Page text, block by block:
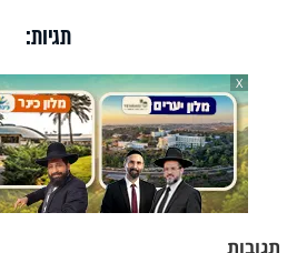
תגיות:
X
תגובות